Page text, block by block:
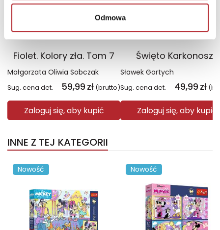
Odmowa
Fiolet. Kolory zła. Tom 7
Małgorzata Oliwia Sobczak
Sug. cena det. 59,99 zł (brutto)
Zaloguj się, aby kupić
Święto Karkonoszy
Sławek Gortych
Sug. cena det. 49,99 zł
Zaloguj się, aby kupić
INNE Z TEJ KATEGORII
Nowość Nowość